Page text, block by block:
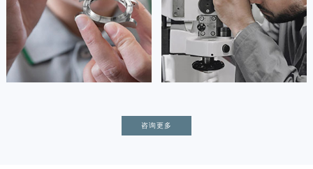
 天津积家维修  上海积家保养
辛迪·克莱门特
资深积家技师
咨询更多